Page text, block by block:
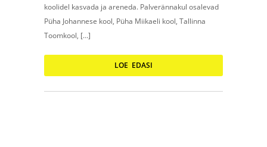
koolidel kasvada ja areneda. Palverännakul osalevad
Püha Johannese kool, Püha Miikaeli kool, Tallinna
Toomkool, […]
LOE EDASI